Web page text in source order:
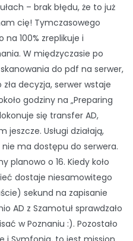
– brak błędu, że to już
cię! Tymczasowego
100% zreplikuje i
W międzyczasie po
do pdf na serwer,
decyzja, serwer wstaje
godziny na „Preparing
się transfer AD,
Usługi działają,
ma dostępu do serwera.
planowo o 16. Kiedy koło
dostaje niesamowitego
sekund na zapisanie
AD z Szamotuł sprawdzało
w Poznaniu :). Pozostało